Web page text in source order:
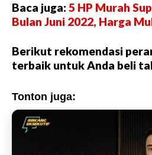
Baca juga: 5 HP Murah
Bulan Juni 2022, Harga
Berikut rekomendasi
terbaik untuk Anda beli
Tonton juga: